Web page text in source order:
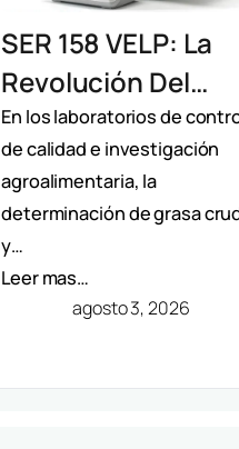
SER 158 VELP: La
Revolución Del
Extractor
Automático De
Solventes Por
Método Randall
En los laboratorios de
de calidad e investigación
agroalimentaria, la
determinación de grasa
y…
Leer mas…
agosto 3, 2026